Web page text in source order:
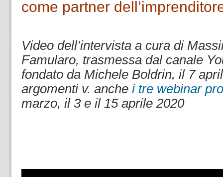
come partner
Video dell’intervista a cura di
Famularo, trasmessa dal canale
fondato da Michele Boldrin, il 7
argomenti v. anche i tre webinar
marzo, il 3 e il 15 aprile 2020.